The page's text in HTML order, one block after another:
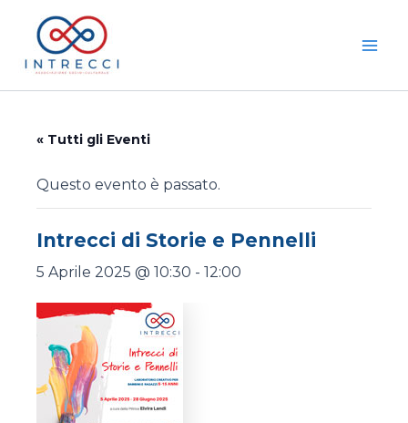
contenuto
« Tutti gli Eventi
Questo evento è passato.
Intrecci di Storie e Pennelli
5 Aprile 2025 @ 10:30 - 12:00